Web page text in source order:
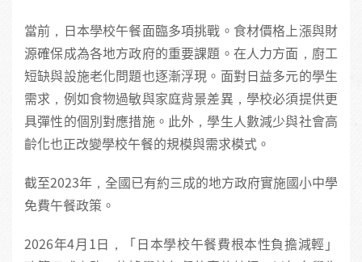
當前，日本學校午餐面臨多項挑戰。食材價格上漲與財
源確保成為各地方政府的重要課題。在人力方面，廚工
短缺與設施老化問題也逐漸浮現。面對日益多元的學生
需求，例如食物過敏與家庭背景差異，學校必須提供更
具彈性的個別對應措施。此外，學生人數減少與社會高
齡化也正改變學校午餐的規模與需求模式。
截至2023年，全國已有約三成的地方政府實施國小中學
免費午餐政策。
2026年4月1日，「日本學校午餐費根本性負擔減輕」